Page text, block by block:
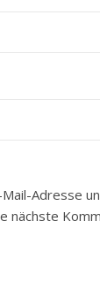
Adresse
nächste